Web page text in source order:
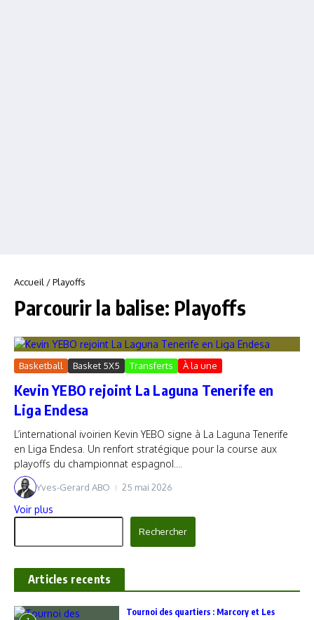
Accueil /Playoffs
Parcourir la balise: Playoffs
Basketball Basket 5X5 Transferts À la une
Kevin YEBO rejoint La Laguna Tenerife en
Liga Endesa
L’international ivoirien Kevin YEBO signe à La Laguna Tenerife
en Liga Endesa. Un renfort stratégique pour la course aux
playoffs du championnat espagnol....
Yves-Gerard ABO 25 mai 2026
Voir plus
Rechercher
Articles recents
‎Tournoi des quartiers : Marcory et Les